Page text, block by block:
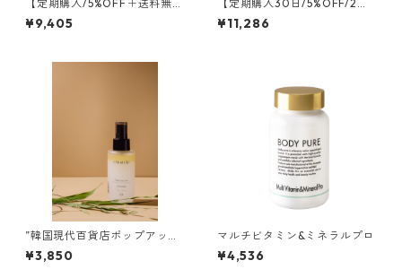
【定期購入/5%OFF＋送料無
料】FLEXKIN ヒアルストーム
エイジレスルミナスセラム
¥9,405
【定期購入30日/5%OFF/2箱/
送料無料】リポソーム Nano
ビタミンC
¥11,286
”韓国現代百貨店ポップアップ
商品”スキン・ボディミスト/マ
ロンローズ
¥3,850
マルチビタミン&ミネラルプロ
¥4,536